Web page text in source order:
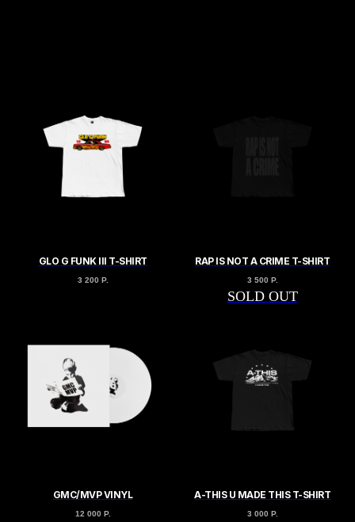
GLO G FUNK III T-SHIRT
3 200 Р.
RAP IS NOT A CRIME T-SHIRT
3 500 Р.
GMC/MVP VINYL
12 000 Р.
A-THIS U MADE THIS T-SHIRT
3 000 Р.